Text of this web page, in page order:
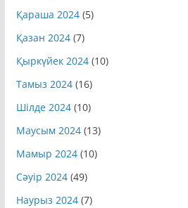
Қараша 2024(5)
Қазан 2024(7)
Қыркүйек 2024(10)
Тамыз 2024(16)
Шілде 2024(10)
Маусым 2024(13)
Мамыр 2024(10)
Сәуір 2024(49)
Наурыз 2024(7)